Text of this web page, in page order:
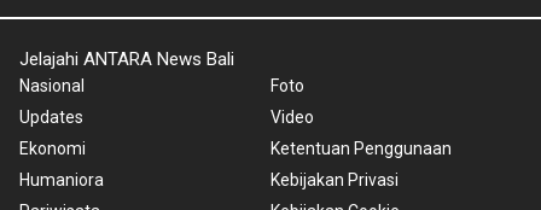
Jelajahi ANTARA News Bali
Nasional
Updates
Ekonomi
Humaniora
Foto
Video
Ketentuan Penggunaan
Kebijakan Privasi